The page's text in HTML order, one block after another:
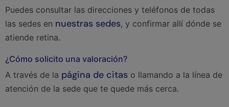
Puedes consultar las direcciones y teléfonos de todas
las sedes en nuestras sedes, y confirmar allí dónde se
atiende retina.
¿Cómo solicito una valoración?
A través de la página de citas o llamando a la línea de
atención de la sede que te quede más cerca.